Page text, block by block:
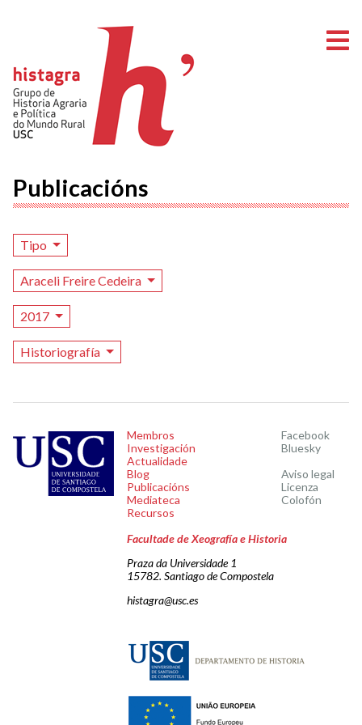
Publicacións
Tipo
Araceli Freire Cedeira
2017
Historiografía
Membros
Investigación
Actualidade
Blog
Publicacións
Mediateca
Recursos
Facebook
Bluesky
Aviso legal
Licenza
Colofón
Facultade de Xeografía e Historia
Praza da Universidade 1
15782. Santiago de Compostela
histagra@usc.es